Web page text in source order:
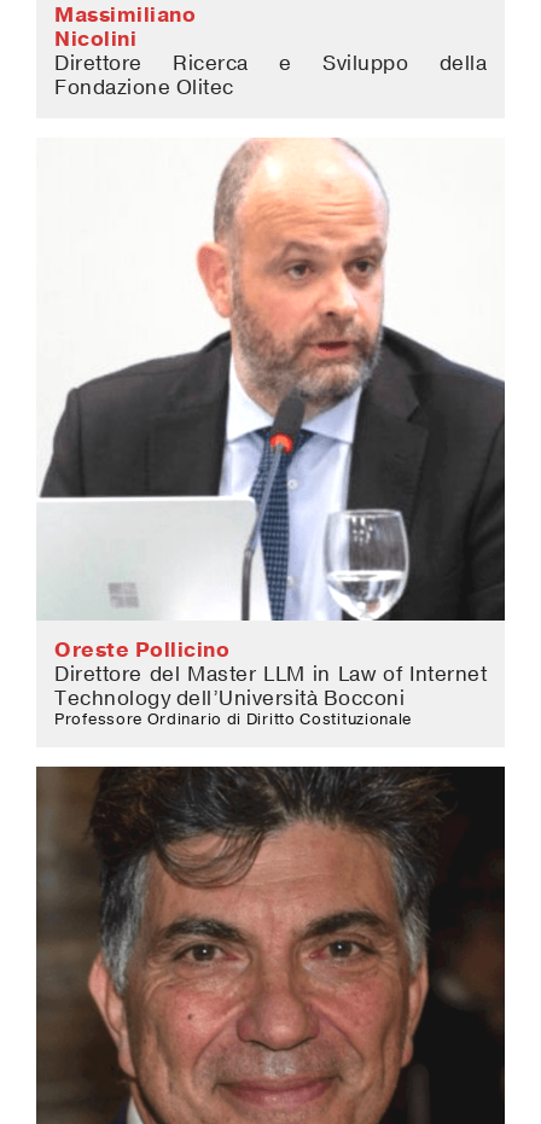
Massimiliano
Nicolini
Direttore Ricerca e Sviluppo della
Fondazione Olitec
Oreste Pollicino
Direttore del Master LLM in Law of Internet
Technology dell’Università Bocconi
Professore Ordinario di Diritto Costituzionale